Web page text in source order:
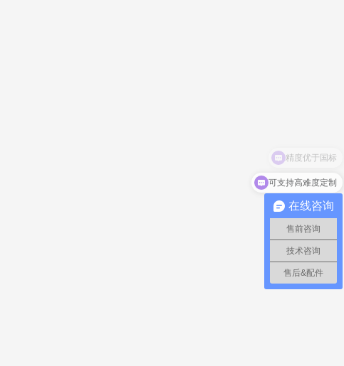
在线咨询
售前咨询
技术咨询
售后&配件
可支持高难度定制